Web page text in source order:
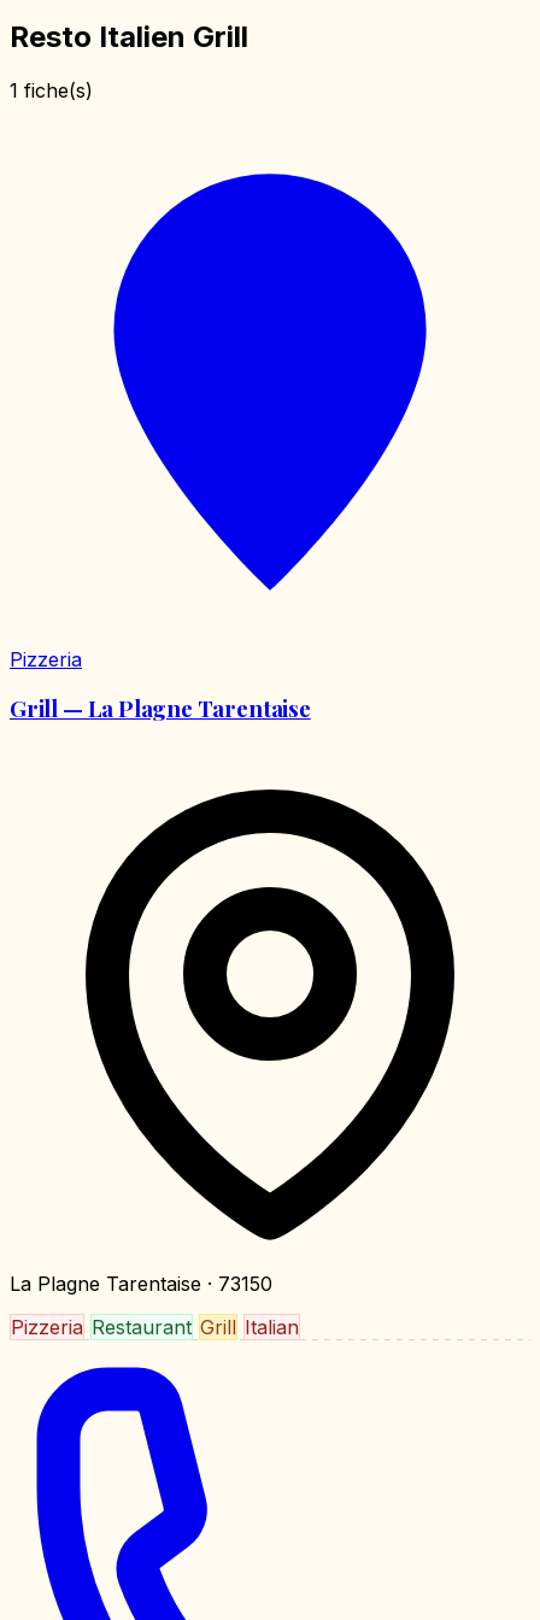
Resto Italien Grill
1 fiche(s)
Pizzeria
Grill — La Plagne Tarentaise
La Plagne Tarentaise · 73150
Pizzeria Restaurant Grill Italian